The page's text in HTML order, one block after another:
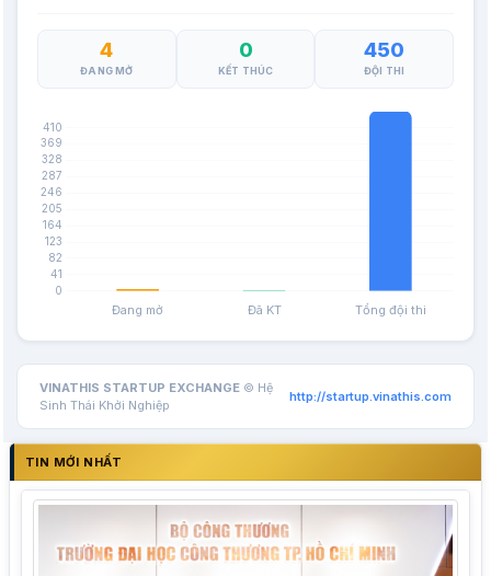
4
ĐANG MỞ
0
KẾT THÚC
450
ĐỘI THI
VINATHIS STARTUP EXCHANGE © Hệ
Sinh Thái Khởi Nghiệp
http://startup.vinathis.com
TIN MỚI NHẤT